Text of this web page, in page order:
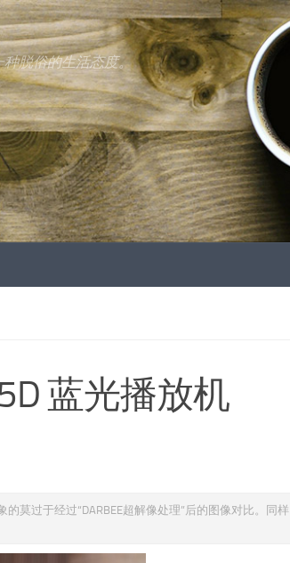
脱俗的生活态度。
蓝光播放机
莫过于经过“DARBEE超解像处理”后的图像对比。同样